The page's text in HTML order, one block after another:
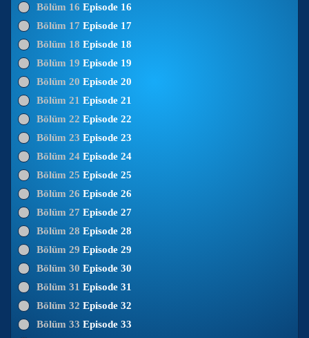
Bölüm 16 Episode 16
Bölüm 17 Episode 17
Bölüm 18 Episode 18
Bölüm 19 Episode 19
Bölüm 20 Episode 20
Bölüm 21 Episode 21
Bölüm 22 Episode 22
Bölüm 23 Episode 23
Bölüm 24 Episode 24
Bölüm 25 Episode 25
Bölüm 26 Episode 26
Bölüm 27 Episode 27
Bölüm 28 Episode 28
Bölüm 29 Episode 29
Bölüm 30 Episode 30
Bölüm 31 Episode 31
Bölüm 32 Episode 32
Bölüm 33 Episode 33